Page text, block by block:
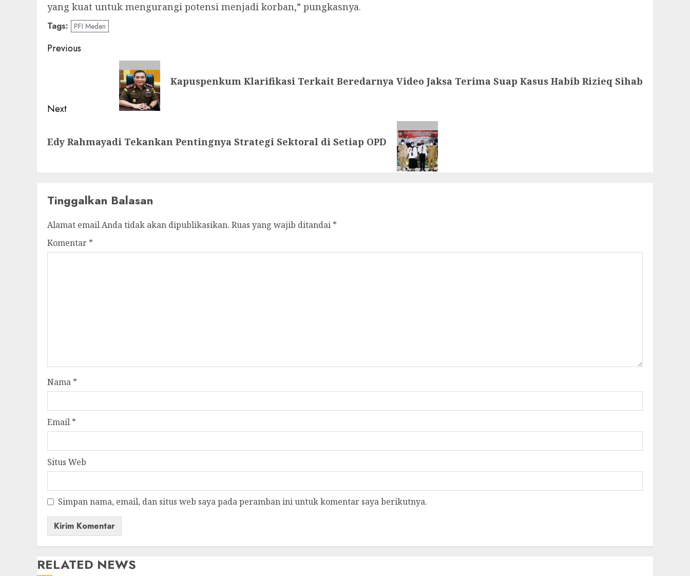
yang kuat untuk mengurangi potensi menjadi korban,” pungkasnya.
Tags: PFI Medan
Post
Previous
Kapuspenkum Klarifikasi Terkait Beredarnya Video Jaksa Terima Suap Kasus Habib Rizieq Sihab
Next
post:
Edy Rahmayadi Tekankan Pentingnya Strategi Sektoral di Setiap OPD
Tinggalkan Balasan
Alamat email Anda tidak akan dipublikasikan. Ruas yang wajib ditandai *
Komentar *
Nama *
Email *
Situs Web
Simpan nama, email, dan situs web saya pada peramban ini untuk komentar saya berikutnya.
RELATED NEWS